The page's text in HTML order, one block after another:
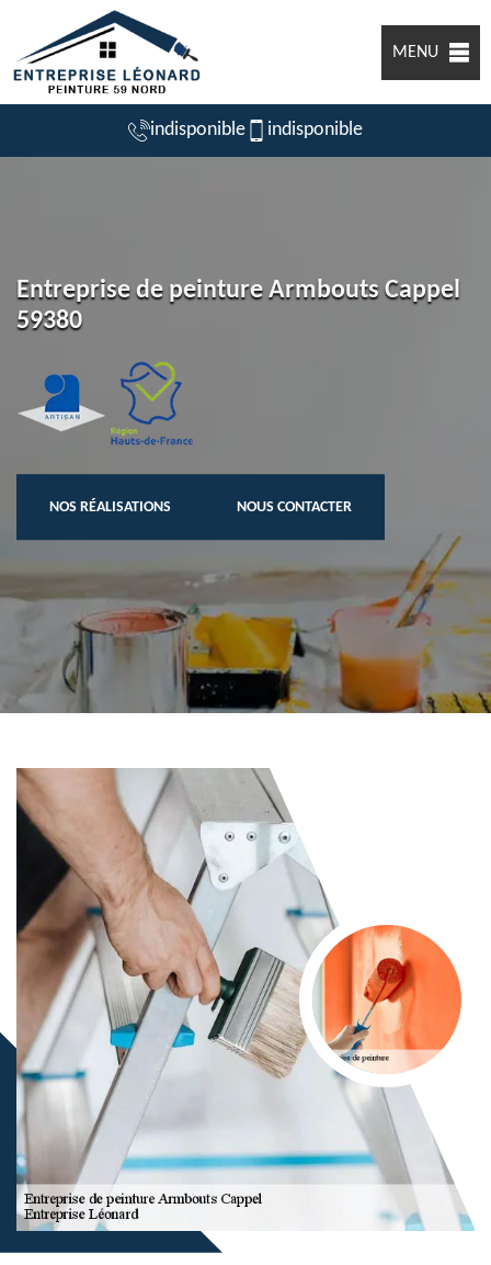
MENU
indisponible indisponible
Entreprise de peinture Armbouts Cappel
59380
NOS RÉALISATIONS NOUS CONTACTER